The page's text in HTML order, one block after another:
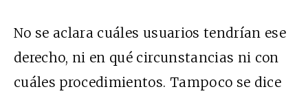
No se aclara cuáles usuarios tendrían ese
derecho, ni en qué circunstancias ni con
cuáles procedimientos. Tampoco se dice